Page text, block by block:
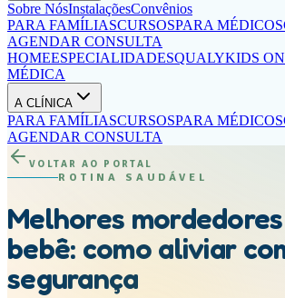
Sobre NósInstalaçõesConvênios
PARA FAMÍLIASCURSOSPARA MÉDICOS
AGENDAR CONSULTA
HOMEESPECIALIDADESQUALYKIDS
MÉDICA
A CLÍNICA
PARA FAMÍLIASCURSOSPARA MÉDICOS
AGENDAR CONSULTA
VOLTAR AO PORTAL
ROTINA SAUDÁVEL
Melhores
bebê: como aliviar
segurança